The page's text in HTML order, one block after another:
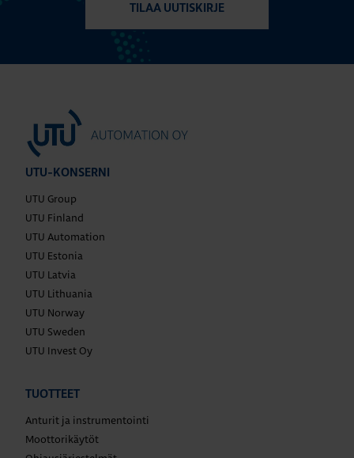
TILAA UUTISKIRJE
UTU-KONSERNI
UTU Group
UTU Finland
UTU Automation
UTU Estonia
UTU Latvia
UTU Lithuania
UTU Norway
UTU Sweden
UTU Invest Oy
TUOTTEET
Anturit ja instrumentointi
Moottorikäytöt